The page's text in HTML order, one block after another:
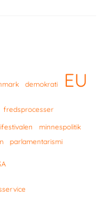
demokrati EU
fredsprocesser
minnespolitik
parlamentarismi